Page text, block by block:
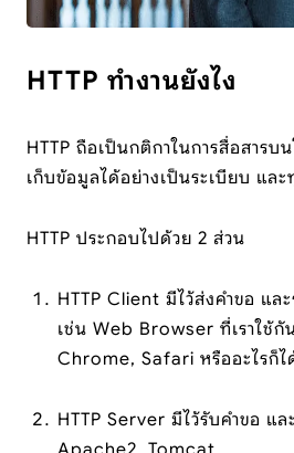
HTTP ทำงานยังไง
HTTP ถือเป็นกติกาในการสื่อสาร
เก็บข้อมูลได้อย่างเป็นระเบียบ แล
HTTP ประกอบไปด้วย 2 ส่วน
HTTP Client มีไว้ส่งคำขอ แล
เช่น Web Browser ที่เราใช้กั
Chrome, Safari หรืออะไรก็
HTTP Server มีไว้รับคำขอ แ